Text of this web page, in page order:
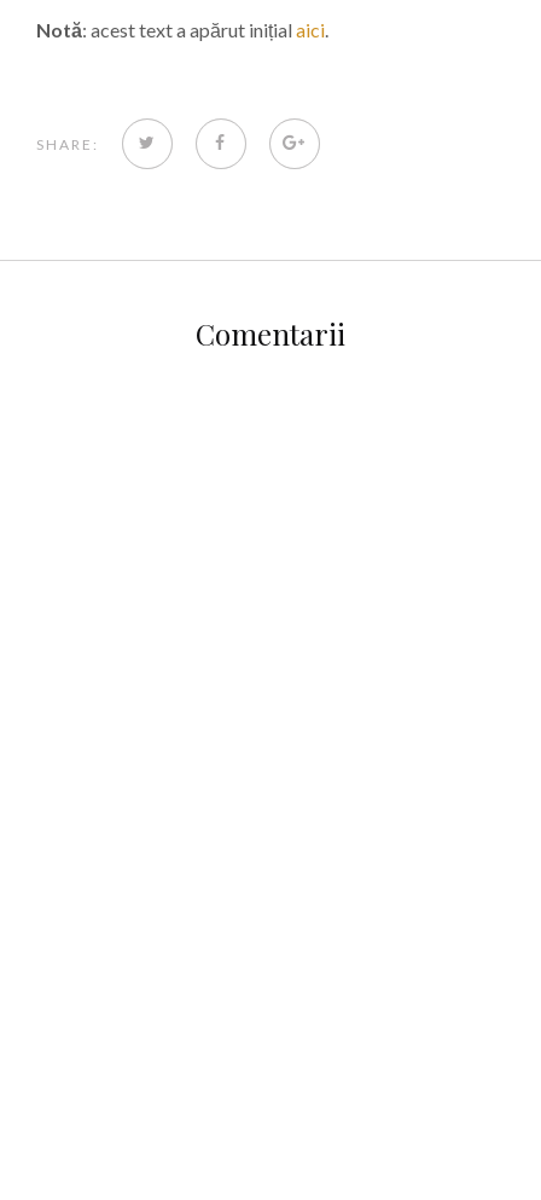
Notă: acest text a apărut inițial aici.
SHARE: TWITTERFACEBOOKGOOGLE+
Comentarii